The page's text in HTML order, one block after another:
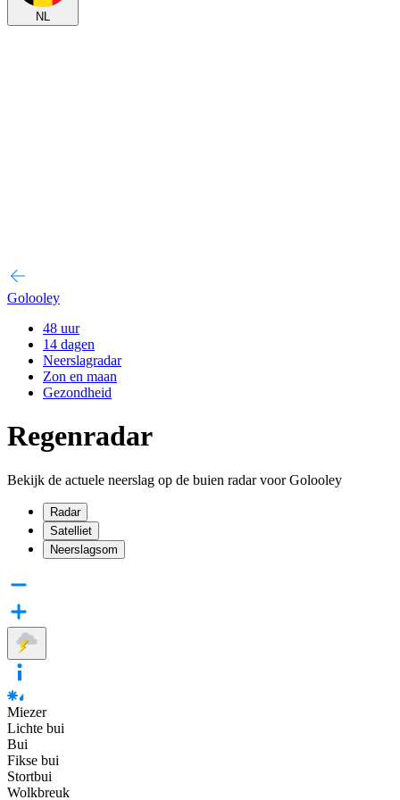
NL
Golooley
48 uur
14 dagen
Neerslagradar
Zon en maan
Gezondheid
Regenradar
Bekijk de actuele neerslag op de buien radar voor Golooley
Radar
Satelliet
Neerslagsom
Miezer
Lichte bui
Bui
Fikse bui
Stortbui
Wolkbreuk